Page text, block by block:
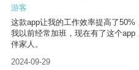
游客
这款app让我的工作效率提高了50%
我以前经常加班，现在有了这个
伴家人。
2024-09-29